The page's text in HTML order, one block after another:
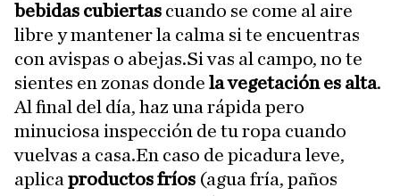
bebidas cubiertas cuando se come al aire
libre y mantener la calma si te encuentras
con avispas o abejas.Si vas al campo, no te
sientes en zonas donde la vegetación es alta.
Al final del día, haz una rápida pero
minuciosa inspección de tu ropa cuando
vuelvas a casa.En caso de picadura leve,
aplica productos fríos (agua fría, paños